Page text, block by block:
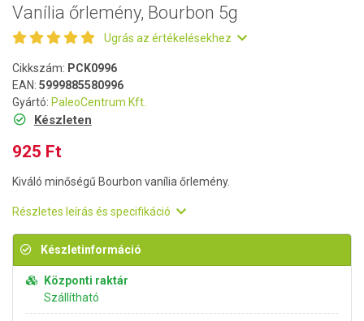
Vanília őrlemény, Bourbon 5g
Ugrás az értékelésekhez
Cikkszám: PCK0996
EAN: 5999885580996
Gyártó: PaleoCentrum Kft.
Készleten
925 Ft
Kiváló minőségű Bourbon vanília őrlemény.
Részletes leírás és specifikáció
Készletinformáció
Központi raktár
Szállítható